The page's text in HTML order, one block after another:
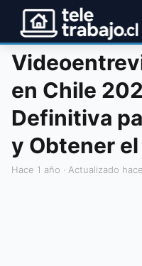
en Chile
Definitiva
y Obtener
hace 1 año · Actualizado